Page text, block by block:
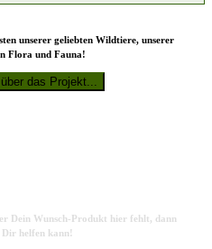
unserer geliebten Wildtiere, unserer
Flora und Fauna!
Dein Wunsch-Produkt hier fehlt, dann
Dir helfen kann!